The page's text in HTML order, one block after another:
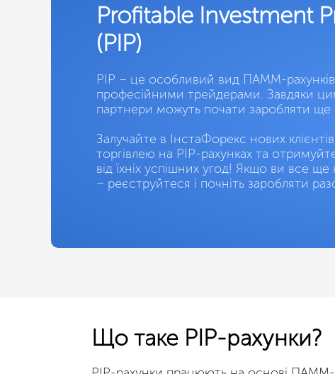
Profitable Investment
(PIP)
PIP – це особливий вид ПАММ-
професійними трейдерами. Завдяки
партнери можуть почати заробляти ще
Залучайте в ІнстаФорекс нових
торгівлею на PIP-рахунках та
від їхніх успішних угод! Якщо ви все
– реєструйтеся і почніть заробляти
Що таке PIP-рахунки?